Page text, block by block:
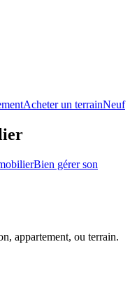
Acheter un terrainNeuf
Bien gérer son
appartement, ou terrain.